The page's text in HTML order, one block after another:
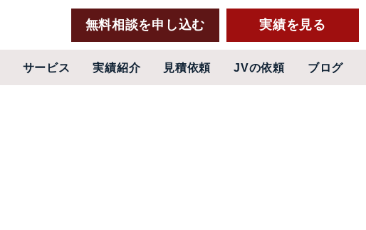
無料相談を申し込む 実績を見る
サービス 実績紹介 見積依頼 JVの依頼 ブログ